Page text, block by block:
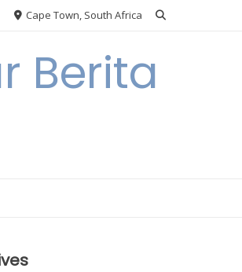
Cape Town, South Africa
Berita